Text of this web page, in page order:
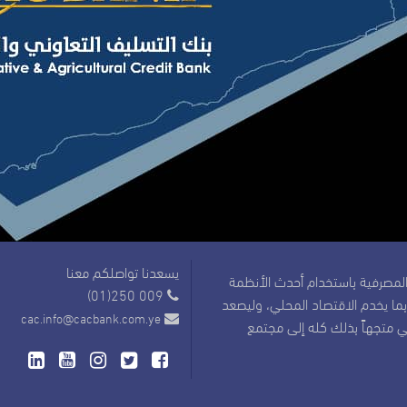
باستخدام أحدث الأنظمة
يخدم الاقتصاد المحلي، وليصعد
متجهاً بذلك كله إلى مجتمع
يسعدنا تواصلكم معنا
(01)250 009
cac.info@cacbank.com.ye